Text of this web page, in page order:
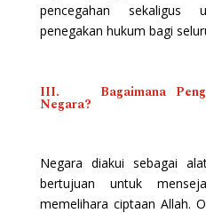
pencegahan sekaligus
penegakan hukum bagi
III. Bagaimana
Negara?
Negara diakui sebagai
bertujuan untuk
memelihara ciptaan Allah.